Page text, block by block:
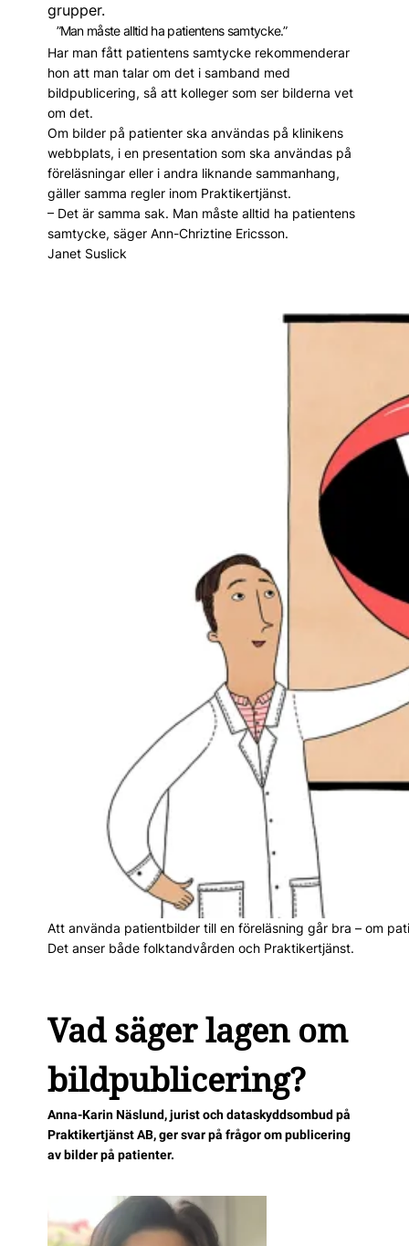
grupper.
”Man måste alltid ha patientens samtycke.”
Har man fått patientens samtycke rekommenderar
hon att man talar om det i samband med
bildpublicering, så att kolleger som ser bilderna vet
om det.
Om bilder på patienter ska användas på klinikens
webbplats, i en presentation som ska användas på
före­läsningar eller i andra liknande sammanhang,
gäller samma regler inom Praktikertjänst.
– Det är samma sak. Man måste alltid ha patientens
samtycke, säger Ann-Chriztine Ericsson.
Janet Suslick
Att använda patientbilder till en föreläsning går bra – om
Det anser både folktandvården och Praktikertjänst.
Vad säger lagen om
bildpublicering?
Anna-Karin Näslund, jurist och dataskyddsombud på
Praktikertjänst AB, ger svar på frågor om publicering
av bilder på patienter.